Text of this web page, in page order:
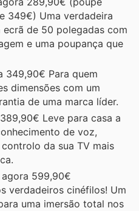
349€) Uma verdadeira
de 50 polegadas com
e uma poupança que
349,90€ Para quem
dimensões com um
de uma marca líder.
Leve para casa a
de voz,
da sua TV mais
agora 599,90€
verdadeiros cinéfilos! Um
uma imersão total nos